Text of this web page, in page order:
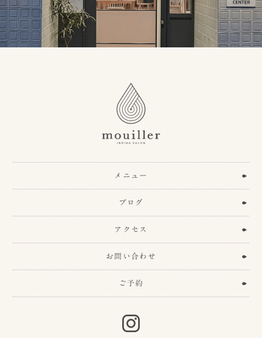
メニュー
ブログ
アクセス
お問い合わせ
ご予約